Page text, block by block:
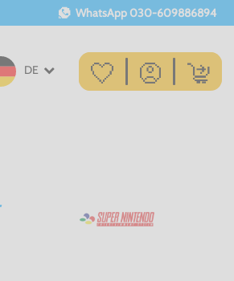
WhatsApp 030-609886894
DE